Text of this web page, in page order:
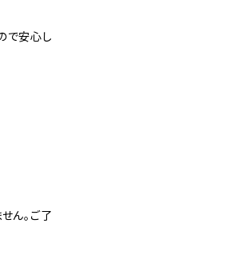
で安心し
ん。ご了